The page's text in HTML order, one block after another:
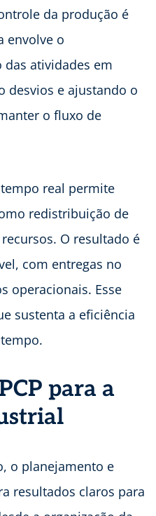
da produção é
envolve o
atividades em
desvios e ajustando o
o fluxo de
real permite
redistribuição de
O resultado é
com entregas no
operacionais. Esse
sustenta a eficiência
para a
o planejamento e
resultados claros para